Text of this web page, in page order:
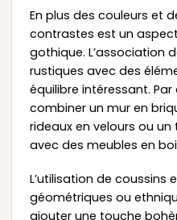
En plus des couleurs et
contrastes est un
gothique. L’association
rustiques avec des
équilibre intéressant.
combiner un mur en
rideaux en velours ou
avec des meubles en
L’utilisation de coussins
géométriques ou
ajouter une touche